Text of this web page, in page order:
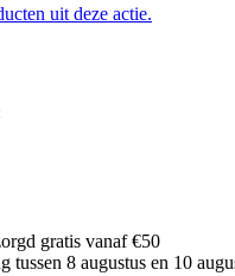
uit deze actie.
gratis vanaf €50
tussen 8 augustus en 10